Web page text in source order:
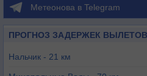
Метеонова в Telegram
ПРОГНОЗ ЗАДЕРЖЕК
Нальчик - 21 км